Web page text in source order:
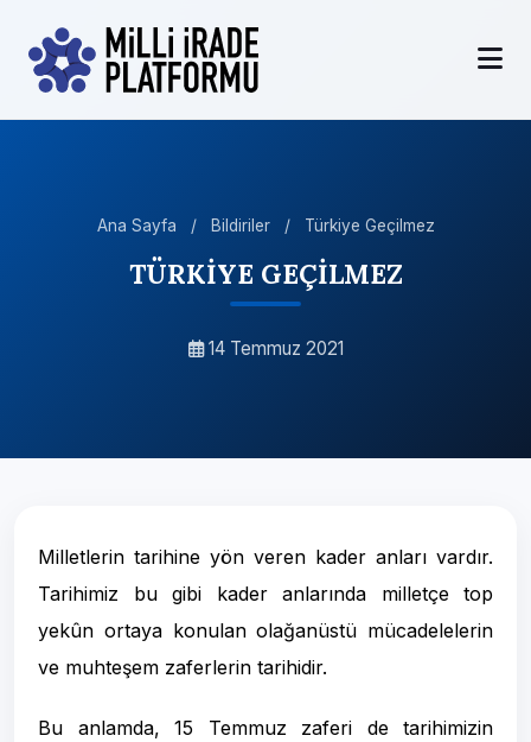
Ana Sayfa / Bildiriler / Türkiye Geçilmez
TÜRKİYE GEÇİLMEZ
14 Temmuz 2021
Milletlerin tarihine yön veren kader anları vardır.
Tarihimiz bu gibi kader anlarında milletçe top
yekûn ortaya konulan olağanüstü mücadelelerin
ve muhteşem zaferlerin tarihidir.
Bu anlamda, 15 Temmuz zaferi de tarihimizin